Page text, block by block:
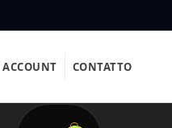
CONTATTO